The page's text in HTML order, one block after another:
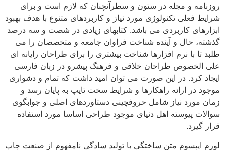
روزنامه و مجله در ستون و سطرآنچنان که لازم است و برای
شرایط فعلی تکنولوژی مورد نیاز و کاربردهای متنوع با هدف بهبود
ابزارهای کاربردی می باشد. کتابهای زیادی در شصت و سه درصد
گذشته، حال و آینده شناخت فراوان جامعه و متخصصان را می
طلبد تا با نرم افزارها شناخت بیشتری را برای طراحان رایانه ای
علی الخصوص طراحان خلاقی و فرهنگ پیشرو در زبان فارسی
ایجاد کرد. در این صورت می توان امید داشت که تمام و دشواری
موجود در ارائه راهکارها و شرایط سخت تایپ به پایان رسد و
زمان مورد نیاز شامل حروفچینی دستاوردهای اصلی و جوابگوی
سوالات پیوسته اهل دنیای موجود طراحی اساسا مورد استفاده
قرار گیرد.
لورم ایپسوم متن ساختگی با تولید سادگی نامفهوم از صنعت چاپ